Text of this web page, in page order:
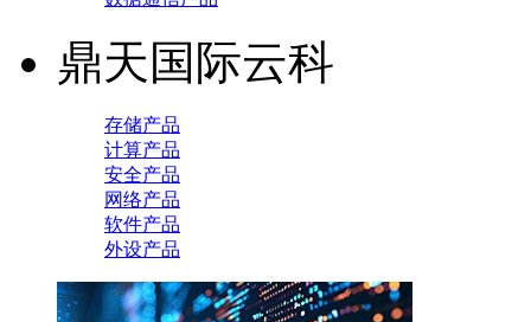
鼎天国际云科
存储产品
计算产品
安全产品
网络产品
软件产品
外设产品